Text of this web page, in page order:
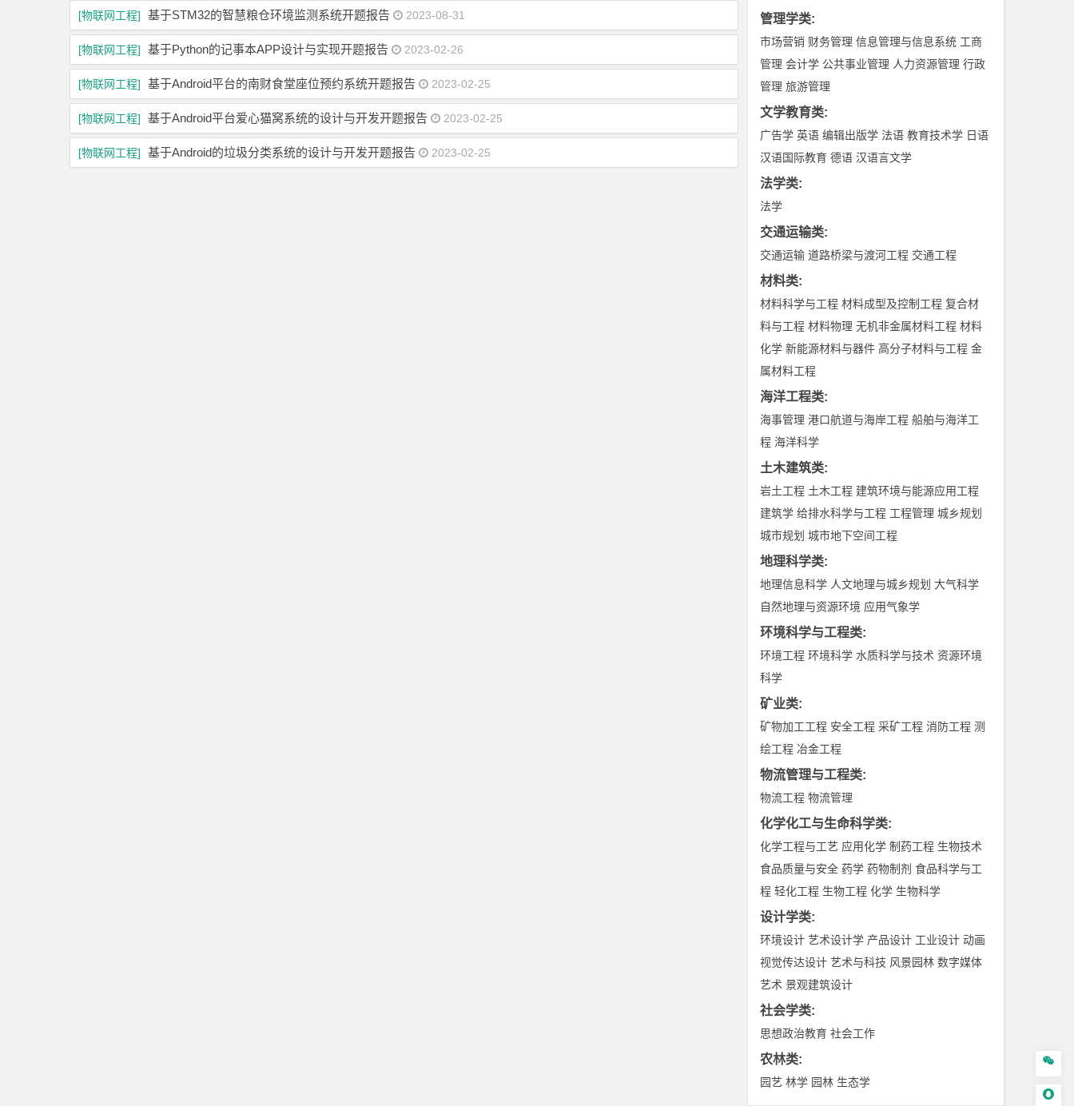
[物联网工程] 基于STM32的智慧粮仓环境监测系统开题报告 2023-08-31
[物联网工程] 基于Python的记事本APP设计与实现开题报告 2023-02-26
[物联网工程] 基于Android平台的南财食堂座位预约系统开题报告 2023-02-25
[物联网工程] 基于Android平台爱心猫窝系统的设计与开发开题报告 2023-02-25
[物联网工程] 基于Android的垃圾分类系统的设计与开发开题报告 2023-02-25
管理学类:
市场营销 财务管理 信息管理与信息系统 工商
管理 会计学 公共事业管理 人力资源管理 行政
管理 旅游管理
文学教育类:
广告学 英语 编辑出版学 法语 教育技术学 日语
汉语国际教育 德语 汉语言文学
法学类:
法学
交通运输类:
交通运输 道路桥梁与渡河工程 交通工程
材料类:
材料科学与工程 材料成型及控制工程 复合材
料与工程 材料物理 无机非金属材料工程 材料
化学 新能源材料与器件 高分子材料与工程 金
属材料工程
海洋工程类:
海事管理 港口航道与海岸工程 船舶与海洋工
程 海洋科学
土木建筑类:
岩土工程 土木工程 建筑环境与能源应用工程
建筑学 给排水科学与工程 工程管理 城乡规划
城市规划 城市地下空间工程
地理科学类:
地理信息科学 人文地理与城乡规划 大气科学
自然地理与资源环境 应用气象学
环境科学与工程类:
环境工程 环境科学 水质科学与技术 资源环境
科学
矿业类:
矿物加工工程 安全工程 采矿工程 消防工程 测
绘工程 冶金工程
物流管理与工程类:
物流工程 物流管理
化学化工与生命科学类:
化学工程与工艺 应用化学 制药工程 生物技术
食品质量与安全 药学 药物制剂 食品科学与工
程 轻化工程 生物工程 化学 生物科学
设计学类:
环境设计 艺术设计学 产品设计 工业设计 动画
视觉传达设计 艺术与科技 风景园林 数字媒体
艺术 景观建筑设计
社会学类:
思想政治教育 社会工作
农林类:
园艺 林学 园林 生态学

